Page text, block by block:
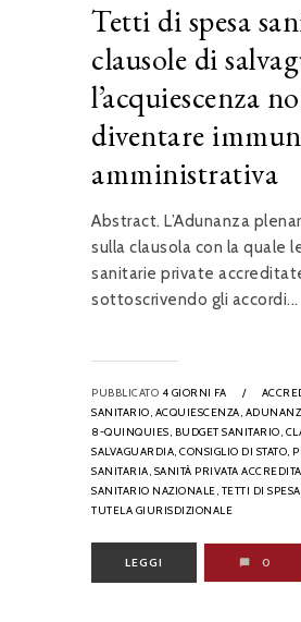
Tetti di spesa
clausole di
l’acquiescenza
diventare
amministrativa
Abstract. L’Adunanza
sulla clausola con la quale
sanitarie private
sottoscrivendo gli accordi...
PUBBLICATO 4 GIORNI FA /
SANITARIO, ACQUIESCENZA,
8-QUINQUIES, BUDGET SANITARIO,
SALVAGUARDIA, CONSIGLIO DI STATO,
SANITARIA, SANITÀ PRIVATA
SANITARIO NAZIONALE, TETTI DI
TUTELA GIURISDIZIONALE
LEGGI 0